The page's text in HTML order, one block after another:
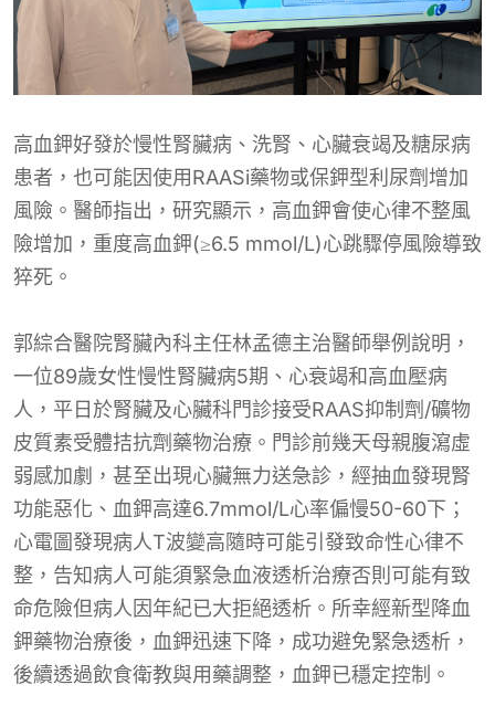
高血鉀好發於慢性腎臟病、洗腎、心臟衰竭及糖尿病
患者，也可能因使用RAASi藥物或保鉀型利尿劑增加
風險。醫師指出，研究顯示，高血鉀會使心律不整風
險增加，重度高血鉀(≥6.5 mmol/L)心跳驟停風險導致
猝死。
郭綜合醫院腎臟內科主任林孟德主治醫師舉例說明，
一位89歲女性慢性腎臟病5期、心衰竭和高血壓病
人，平日於腎臟及心臟科門診接受RAAS抑制劑/礦物
皮質素受體拮抗劑藥物治療。門診前幾天母親腹瀉虛
弱感加劇，甚至出現心臟無力送急診，經抽血發現腎
功能惡化、血鉀高達6.7mmol/L心率偏慢50-60下；
心電圖發現病人T波變高隨時可能引發致命性心律不
整，告知病人可能須緊急血液透析治療否則可能有致
命危險但病人因年紀已大拒絕透析。所幸經新型降血
鉀藥物治療後，血鉀迅速下降，成功避免緊急透析，
後續透過飲食衛教與用藥調整，血鉀已穩定控制。